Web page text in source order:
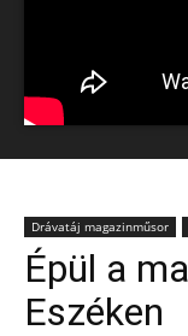
Drávatáj magazinműsor
Épül a
Eszéken